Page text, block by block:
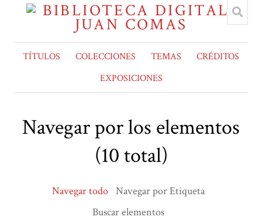
TÍTULOS COLECCIONES TEMAS
CRÉDITOS
EXPOSICIONES
Navegar por los elementos
(10 total)
Navegar todo Navegar por Etiqueta
Buscar elementos